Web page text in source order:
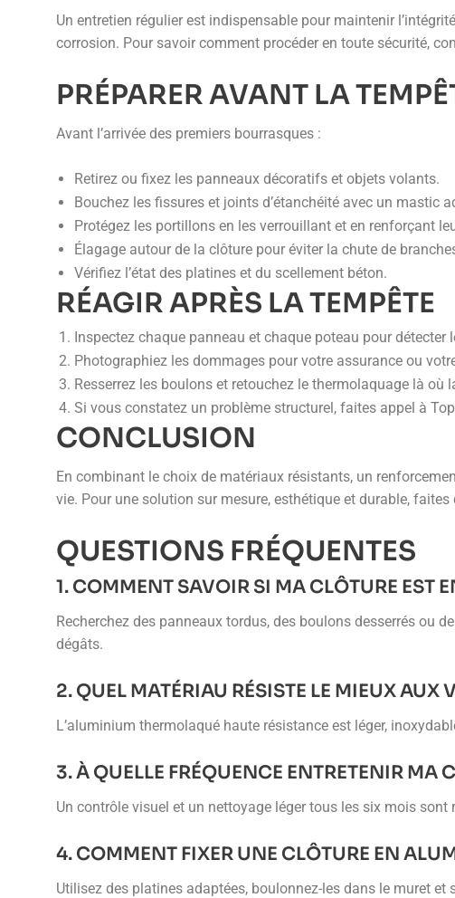
Un entretien régulier est indispensable pour maintenir
corrosion. Pour savoir comment procéder en toute sécurité,
PRÉPARER AVANT LA
Avant l’arrivée des premiers bourrasques :
Retirez ou fixez les panneaux décoratifs et objets volants.
Bouchez les fissures et joints d’étanchéité avec un mastic
Protégez les portillons en les verrouillant et en renforçant
Élagage autour de la clôture pour éviter la chute de
Vérifiez l’état des platines et du scellement béton.
RÉAGIR APRÈS LA TEMPÊTE
Inspectez chaque panneau et chaque poteau pour
Photographiez les dommages pour votre assurance ou
Resserrez les boulons et retouchez le thermolaquage là où
Si vous constatez un problème structurel, faites appel à
CONCLUSION
En combinant le choix de matériaux résistants, un
vie. Pour une solution sur mesure, esthétique et durable,
QUESTIONS FRÉQUENTES
1. COMMENT SAVOIR SI MA CLÔTURE EST
Recherchez des panneaux tordus, des boulons desserrés ou
dégâts.
2. QUEL MATÉRIAU RÉSISTE LE MIEUX AUX
L’aluminium thermolaqué haute résistance est léger,
3. À QUELLE FRÉQUENCE ENTRETENIR MA
Un contrôle visuel et un nettoyage léger tous les six mois
4. COMMENT FIXER UNE CLÔTURE EN
Utilisez des platines adaptées, boulonnez-les dans le muret